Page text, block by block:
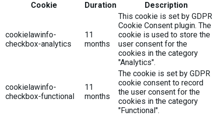
Cookie
Duration Description
cookielawinfo-
checkbox-analytics
11
months
This cookie is set by GDPR
Cookie Consent plugin. The
cookie is used to store the
user consent for the
cookies in the category
"Analytics".
cookielawinfo-
checkbox-functional
11
months
The cookie is set by GDPR
cookie consent to record
the user consent for the
cookies in the category
"Functional".